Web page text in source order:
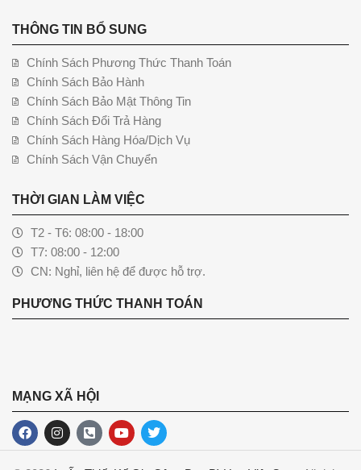
THÔNG TIN BỔ SUNG
Chính Sách Phương Thức Thanh Toán
Chính Sách Bảo Hành
Chính Sách Bảo Mật Thông Tin
Chính Sách Đổi Trả Hàng
Chính Sách Hàng Hóa/Dịch Vụ
Chính Sách Vận Chuyển
THỜI GIAN LÀM VIỆC
T2 - T6: 08:00 - 18:00
T7: 08:00 - 12:00
CN: Nghỉ, liên hệ để được hỗ trợ.
PHƯƠNG THỨC THANH TOÁN
MẠNG XÃ HỘI